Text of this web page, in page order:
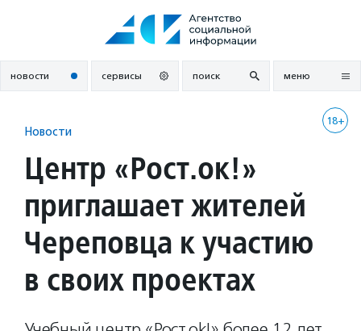
новости сервисы поиск меню
18+
Новости
Центр «Рост.ок!»
приглашает жителей
Череповца к участию
в своих проектах